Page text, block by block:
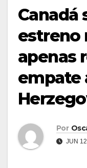
Canadá
estreno
apenas
empate
Por
JUN